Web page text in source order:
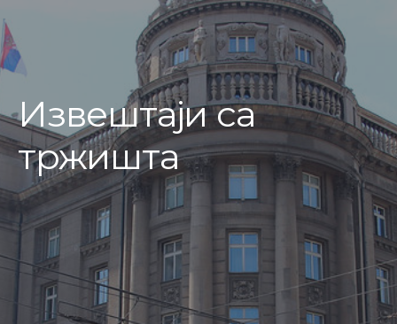
Извештаји са
тржишта